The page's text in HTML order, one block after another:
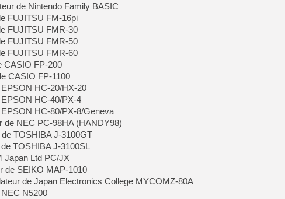
[GK] Pourquoi Marvel
[GK] Test : Restory : Chill
[GK] GTA 6 : Rockstar
[GK] Hot Wheels Infinite
[GK] Mémoire cash -
[GK] Résultats Nintendo :
[GK] Dans ce jeu de
de Nintendo Family BASIC
FUJITSU FM-16pi
FUJITSU FMR-30
FUJITSU FMR-50
FUJITSU FMR-60
CASIO FP-200
CASIO FP-1100
HC-20/HX-20
HC-40/PX-4
HC-80/PX-8/Geneva
de NEC PC-98HA (HANDY98)
TOSHIBA J-3100GT
TOSHIBA J-3100SL
Japan Ltd PC/JX
de SEIKO MAP-1010
de Japan Electronics College MYCOMZ-80A
N5200